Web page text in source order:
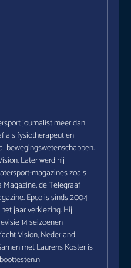
journalist meer dan
als fysiotherapeut en
bewegingswetenschappen.
Later werd hij
magazines zoals
Magazine, de Telegraaf
Epco is sinds 2004
jaar verkiezing. Hij
14 seizoenen
Vision, Nederland
met Laurens Koster is